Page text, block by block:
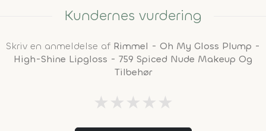
Kundernes vurdering
Skriv en anmeldelse af Rimmel - Oh My Gloss Plump -
High-Shine Lipgloss - 759 Spiced Nude Makeup Og
Tilbehør
★ ★ ★ ★ ★